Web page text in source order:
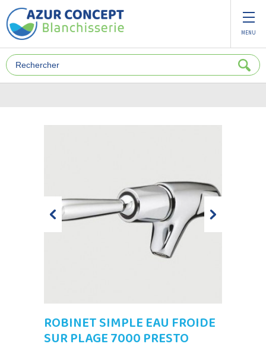
MENU
ROBINET SIMPLE EAU FROIDE
SUR PLAGE 7000 PRESTO
Panneau de gestion des cookies